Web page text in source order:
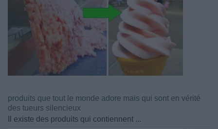
produits que tout le monde adore mais qui sont en vérité
des tueurs silencieux
Il existe des produits qui contiennent ...